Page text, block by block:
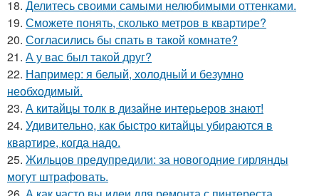
18. Делитесь своими самыми нелюбимыми оттенками.
19. Сможете понять, сколько метров в квартире?
20. Согласились бы спать в такой комнате?
21. А у вас был такой друг?
22. Например: я белый, холодный и безумно
необходимый.
23. А китайцы толк в дизайне интерьеров знают!
24. Удивительно, как быстро китайцы убираются в
квартире, когда надо.
25. Жильцов предупредили: за новогодние гирлянды
могут штрафовать.